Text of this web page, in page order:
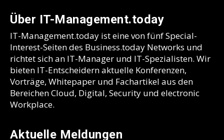
Über IT-Management.today
IT-Management.today ist eine von fünf Special-
Interest-Seiten des Business.today Networks und
richtet sich an IT-Manager und IT-Spezialisten. Wir
bieten IT-Entscheidern aktuelle Konferenzen,
Vorträge, Whitepaper und Fachartikel aus den
Bereichen Cloud, Digital, Security und electronic
Workplace.
Aktuelle Meldungen